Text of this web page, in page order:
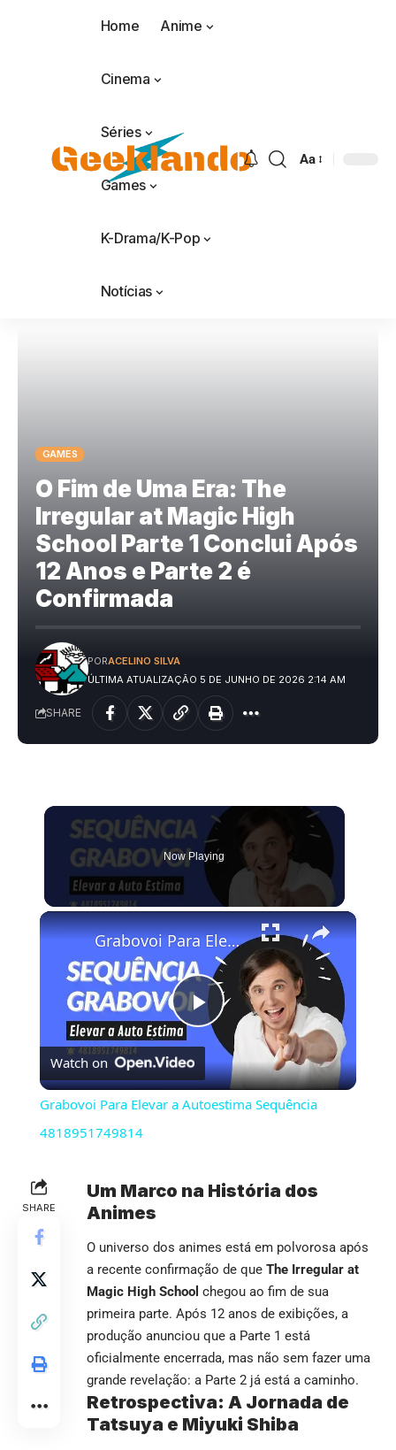
Home Anime
Cinema
Séries
Games
K-Drama/K-Pop
Notícias
Aa
GAMES
O Fim de Uma Era: The
Irregular at Magic High
School Parte 1 Conclui Após
12 Anos e Parte 2 é
Confirmada
ÚLTIMA ATUALIZAÇÃO 5 DE JUNHO DE 2026 2:14 AM
PORACELINO SILVA
SHARE
Now Playing
×
Play
Video
Grabovoi Para Elevar a Autoestima Sequência 4818951749814
Watch on
Grabovoi Para Elevar a Autoestima Sequência
4818951749814
SHARE
Um Marco na História dos
Animes
O universo dos animes está em polvorosa após
a recente confirmação de que The Irregular at
Magic High School chegou ao fim de sua
primeira parte. Após 12 anos de exibições, a
produção anunciou que a Parte 1 está
oficialmente encerrada, mas não sem fazer uma
grande revelação: a Parte 2 já está a caminho.
Retrospectiva: A Jornada de
Tatsuya e Miyuki Shiba